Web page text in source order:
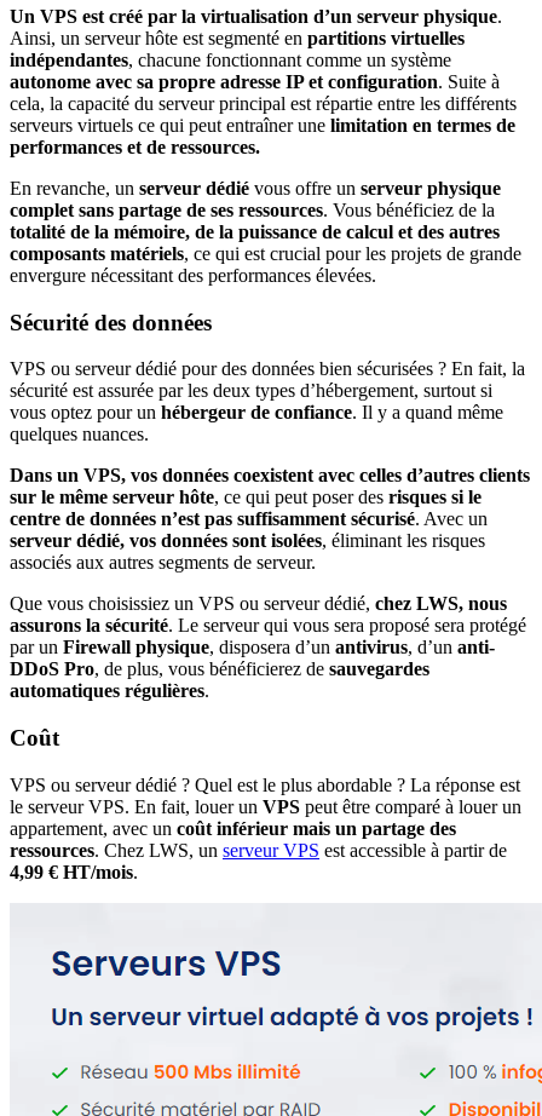
Un VPS est créé par la virtualisation d’un serveur physique.
Ainsi, un serveur hôte est segmenté en partitions virtuelles
indépendantes, chacune fonctionnant comme un système
autonome avec sa propre adresse IP et configuration. Suite à
cela, la capacité du serveur principal est répartie entre les différents
serveurs virtuels ce qui peut entraîner une limitation en termes de
performances et de ressources.
En revanche, un serveur dédié vous offre un serveur physique
complet sans partage de ses ressources. Vous bénéficiez de la
totalité de la mémoire, de la puissance de calcul et des autres
composants matériels, ce qui est crucial pour les projets de grande
envergure nécessitant des performances élevées.
Sécurité des données
VPS ou serveur dédié pour des données bien sécurisées ? En fait, la
sécurité est assurée par les deux types d’hébergement, surtout si
vous optez pour un hébergeur de confiance. Il y a quand même
quelques nuances.
Dans un VPS, vos données coexistent avec celles d’autres clients
sur le même serveur hôte, ce qui peut poser des risques si le
centre de données n’est pas suffisamment sécurisé. Avec un
serveur dédié, vos données sont isolées, éliminant les risques
associés aux autres segments de serveur.
Que vous choisissiez un VPS ou serveur dédié, chez LWS, nous
assurons la sécurité. Le serveur qui vous sera proposé sera protégé
par un Firewall physique, disposera d’un antivirus, d’un anti-
DDoS Pro, de plus, vous bénéficierez de sauvegardes
automatiques régulières.
Coût
VPS ou serveur dédié ? Quel est le plus abordable ? La réponse est
le serveur VPS. En fait, louer un VPS peut être comparé à louer un
appartement, avec un coût inférieur mais un partage des
ressources. Chez LWS, un serveur VPS est accessible à partir de
4,99 € HT/mois.